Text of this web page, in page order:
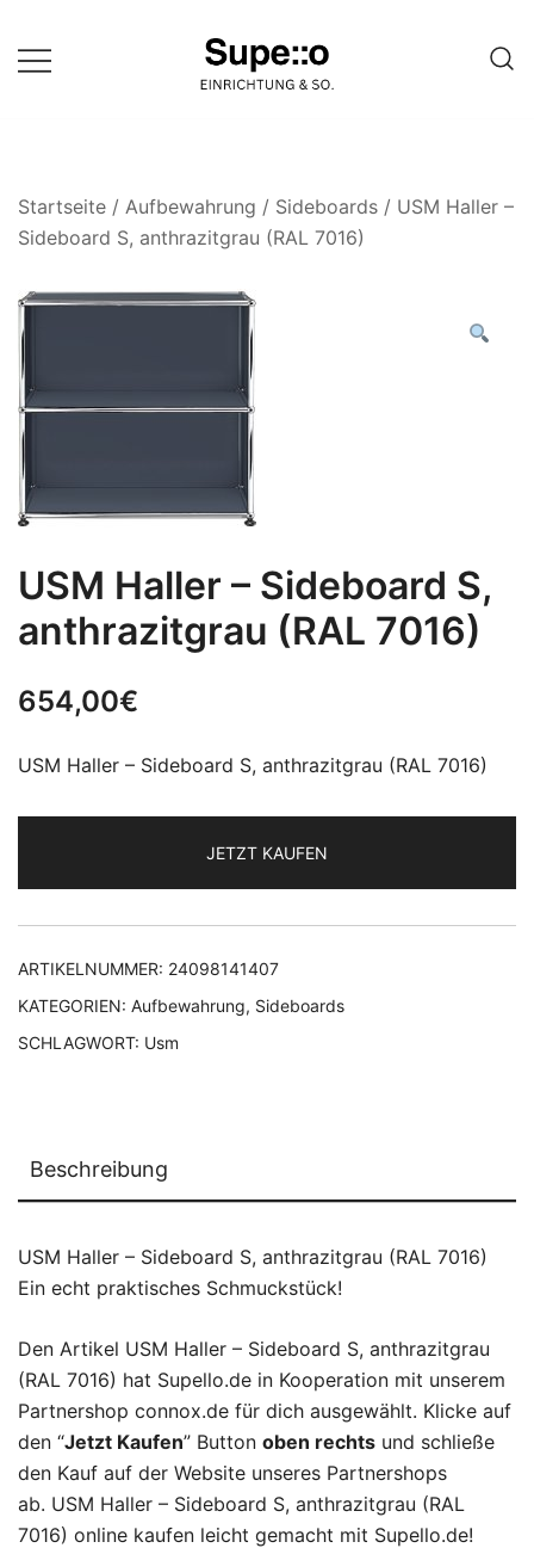
zum
Inhalt
einer Website
Startseite / Aufbewahrung / Sideboards / USM Haller –
Sideboard S, anthrazitgrau (RAL 7016)
USM Haller – Sideboard S,
anthrazitgrau (RAL 7016)
654,00€
USM Haller – Sideboard S, anthrazitgrau (RAL 7016)
JETZT KAUFEN
ARTIKELNUMMER: 24098141407
KATEGORIEN: Aufbewahrung, Sideboards
SCHLAGWORT: Usm
Beschreibung
USM Haller – Sideboard S, anthrazitgrau (RAL 7016)
Ein echt praktisches Schmuckstück!
Den Artikel USM Haller – Sideboard S, anthrazitgrau
(RAL 7016) hat Supello.de in Kooperation mit unserem
Partnershop connox.de für dich ausgewählt. Klicke auf
den “Jetzt Kaufen” Button oben rechts und schließe
den Kauf auf der Website unseres Partnershops
ab. USM Haller – Sideboard S, anthrazitgrau (RAL
7016) online kaufen leicht gemacht mit Supello.de!